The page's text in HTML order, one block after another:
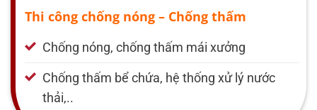
Thi công chống nóng – Chống thấm
Chống nóng, chống thấm mái xưởng
Chống thấm bể chứa, hệ thống xử lý nước
thải,..